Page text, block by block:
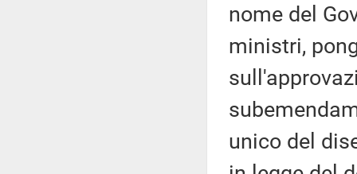
nome del
ministri,
unico del